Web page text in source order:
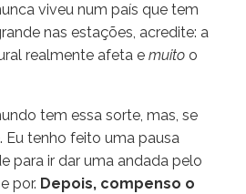
viveu num país que tem
nas estações, acredite: a
realmente afeta e muito o
tem essa sorte, mas, se
Eu tenho feito uma pausa
para ir dar uma andada pelo
por. Depois, compenso o